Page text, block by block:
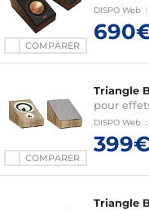
COMPARER
DISPO Web :
COMPARER
Triangle
pour
DISPO Web :
Triangle